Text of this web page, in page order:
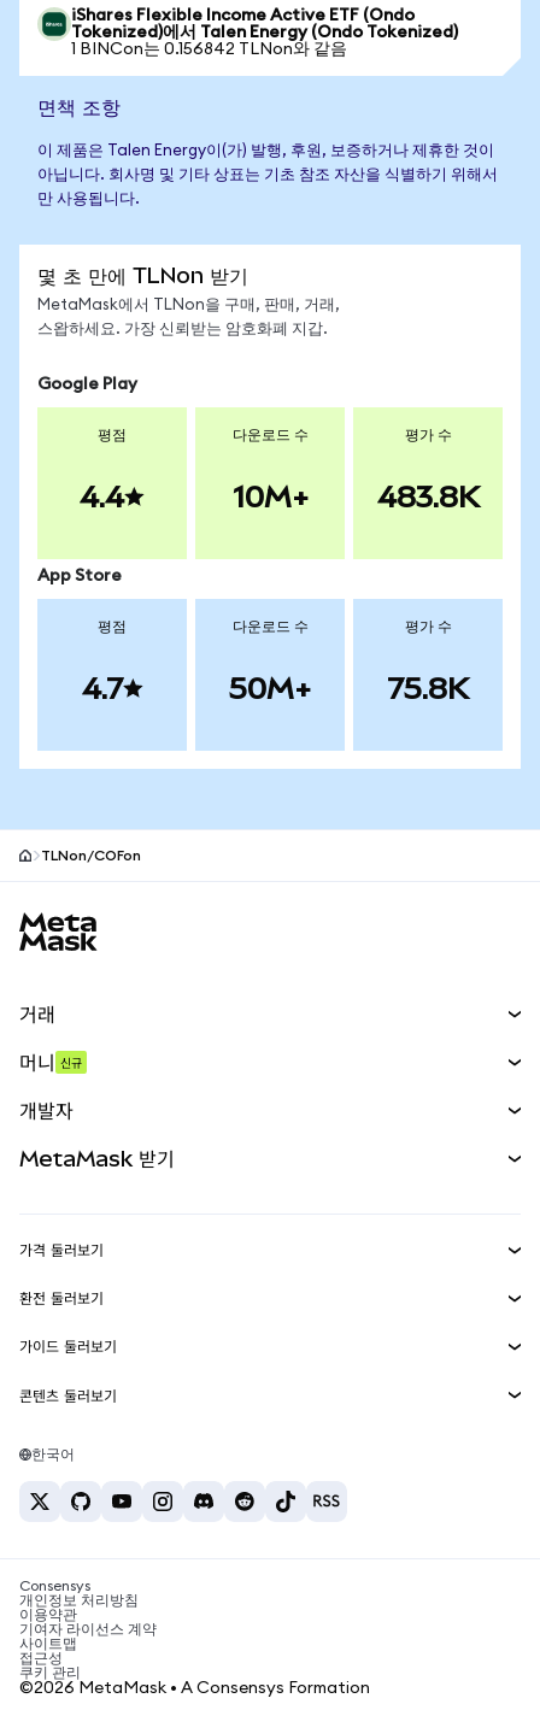
iShares Flexible Income Active ETF (Ondo
Tokenized)에서 Talen Energy (Ondo Tokenized)
1 BINCon는 0.156842 TLNon와 같음
면책 조항
이 제품은 Talen Energy이(가) 발행, 후원, 보증하거나 제휴한 것이
아닙니다. 회사명 및 기타 상표는 기초 참조 자산을 식별하기 위해서
만 사용됩니다.
몇 초 만에 TLNon 받기
MetaMask에서 TLNon을 구매, 판매, 거래,
스왑하세요. 가장 신뢰받는 암호화폐 지갑.
Google Play
평점
4.4
다운로드 수
10M+
평가 수
483.8K
App Store
평점
4.7
다운로드 수
50M+
평가 수
75.8K
TLNon/COFon
거래
무기한 선물
실물자산
머니 신규
개발자
MetaMask Connect
Snaps
웹3 서비스
MetaMask 받기
보안
고객 지원
채용
가격 둘러보기
이더리움 가격
솔라나 가격
테더 가격
환전 둘러보기
ETH를 USD로 환전
USDT를 INR로 환전
BTC를 INR로 환전
ETH를 USDT로 환전
가이드 둘러보기
ETH 매수
USDT 매수
SHIB 매수
BNB 매수
콘텐츠 둘러보기
솔라나 지갑
암호화폐 세금 뉴스
암호화폐 매수 방법
비트코인 매도 방법
한국어
Consensys
개인정보 처리방침
이용약관
기여자 라이선스 계약
사이트맵
접근성
쿠키 관리
©2026 MetaMask • A Consensys Formation